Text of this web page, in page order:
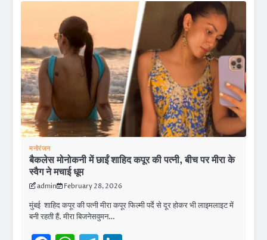
मनोरंजन
बैकलेस मोनोकनी में छाईं शाहिद कपूर की पत्नी, बीच पर मीरा के
स्वैग ने मचाई धूम
admin February 28, 2026
मुंबई शाहिद कपूर की पत्नी मीरा कपूर फिल्मी पर्दे से दूर होकर भी लाइमलाइट में
बनी रहती हैं. मीरा बिजनेसवुमन…